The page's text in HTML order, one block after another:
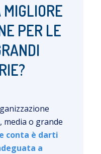
PER LE
media o grande
conta è darti
a